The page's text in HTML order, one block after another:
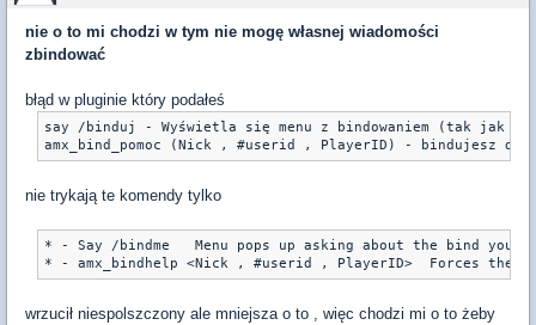
nie o to mi chodzi w tym nie mogę własnej wiadomości
zbindować
błąd w pluginie który podałeś
say /binduj - Wyświetla się menu z bindowaniem (tak jak na
amx_bind_pomoc (Nick , #userid , PlayerID) - bindujesz dla
nie trykają te komendy tylko
* - Say /bindme   Menu pops up asking about the bind you
* - amx_bindhelp <Nick , #userid , PlayerID>  Forces the
wrzucił niespolszczony ale mniejsza o to , więc chodzi mi o to żeby